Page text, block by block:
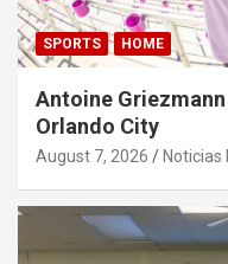
SPORTS HOME
Antoine
Orlando City
August 7, 2026 Noticias